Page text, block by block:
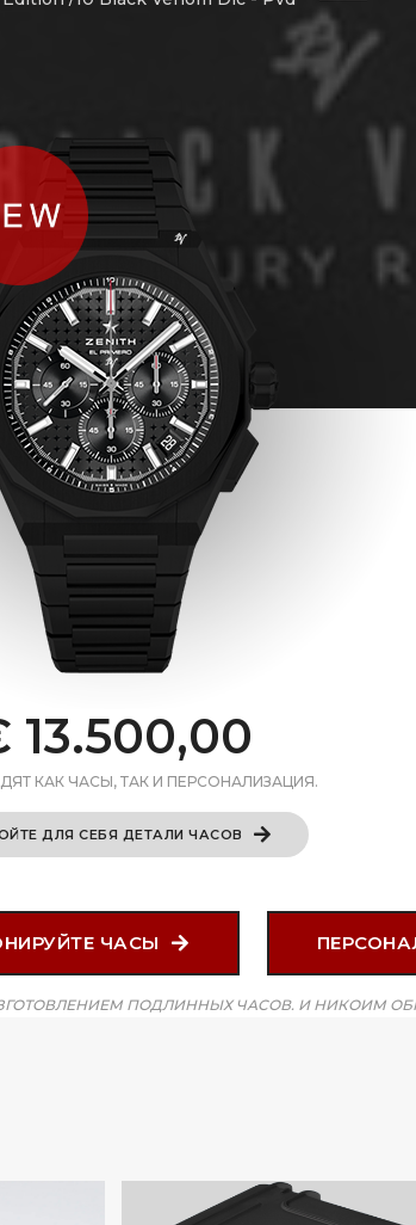
13.500,00
КАК ЧАСЫ, ТАК И ПЕРСОНАЛИЗАЦИЯ.
ДЛЯ СЕБЯ ДЕТАЛИ ЧАСОВ
ЧАСЫ
ПОДЛИННЫХ ЧАСОВ. И НИКОИМ